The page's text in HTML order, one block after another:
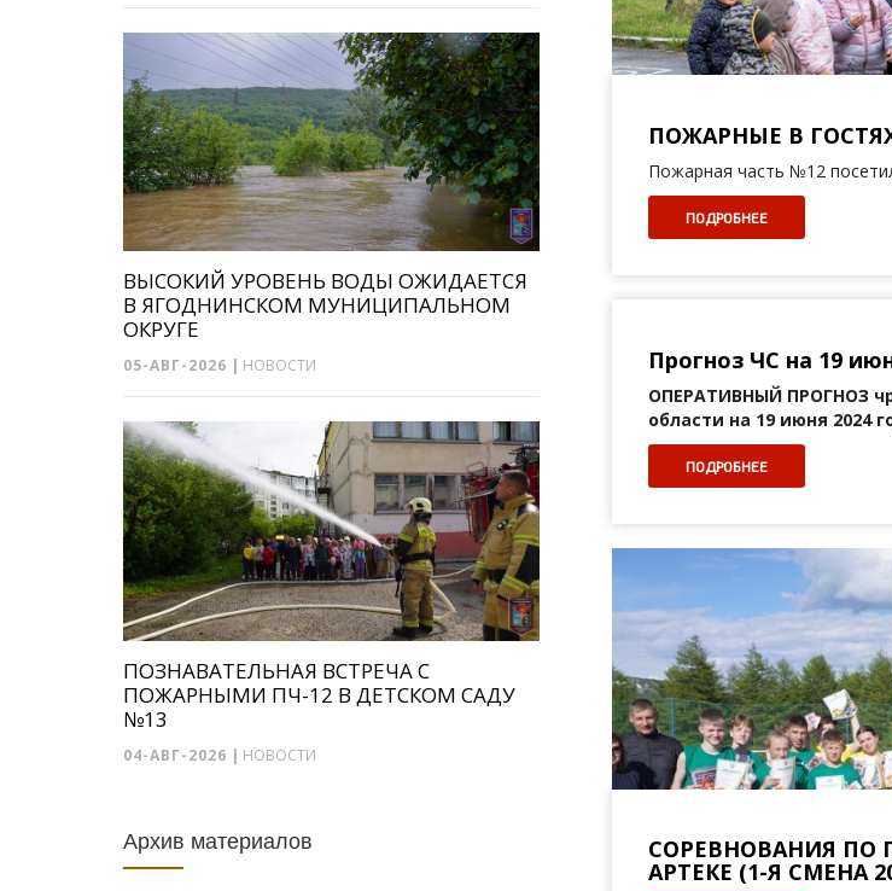
ПОЖАРНЫЕ В
Пожарная часть №12
ПОДРОБНЕЕ
Прогноз ЧС на 19
ОПЕРАТИВНЫЙ ПРОГНОЗ
области на 19 июня 2024
ПОДРОБНЕЕ
СОРЕВНОВАНИЯ ПО
АРТЕКЕ (1-Я СМЕНА
ВЫСОКИЙ УРОВЕНЬ ВОДЫ ОЖИДАЕТСЯ
В ЯГОДНИНСКОМ МУНИЦИПАЛЬНОМ
ОКРУГЕ
05-АВГ-2026 НОВОСТИ
ПОЗНАВАТЕЛЬНАЯ ВСТРЕЧА С
ПОЖАРНЫМИ ПЧ-12 В ДЕТСКОМ САДУ
№13
04-АВГ-2026 | НОВОСТИ
Архив материалов